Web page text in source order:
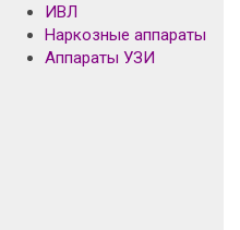
ИВЛ
Наркозные аппараты
Аппараты УЗИ